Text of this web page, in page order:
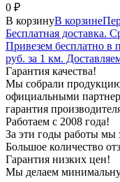
0 ₽
В корзинуВ корзине
Бесплатная доставка.
Привезем бесплатно
руб. за 1 км.
Гарантия качества!
Мы собрали
официальными
гарантия
Работаем с 2008 года!
За эти годы работы мы
Большое количество
Гарантия низких цен!
Мы делаем